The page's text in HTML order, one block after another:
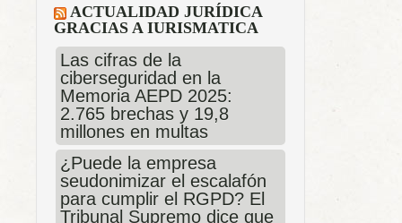
ACTUALIDAD JURÍDICA
GRACIAS A IURISMATICA
Las cifras de la
ciberseguridad en la
Memoria AEPD 2025:
2.765 brechas y 19,8
millones en multas
¿Puede la empresa
seudonimizar el escalafón
para cumplir el RGPD? El
Tribunal Supremo dice que